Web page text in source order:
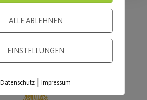
Load More
ALLE ABLEHNEN
EINSTELLUNGEN
Datenschutz |Impressum